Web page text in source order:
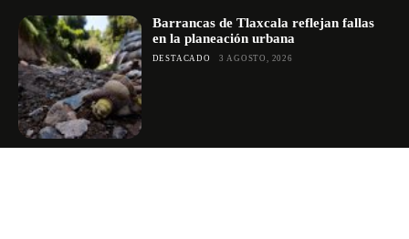
Barrancas de Tlaxcala reflejan fallas
en la planeación urbana
DESTACADO 3 AGOSTO, 2026